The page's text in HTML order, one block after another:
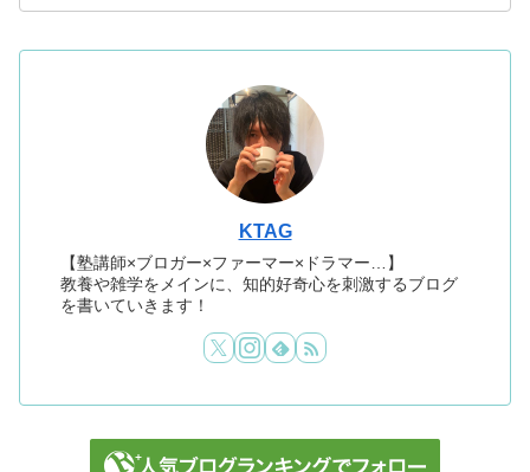
KTAG
【塾講師×ブロガー×ファーマー×ドラマー…】
教養や雑学をメインに、知的好奇心を刺激するブログ
を書いていきます！